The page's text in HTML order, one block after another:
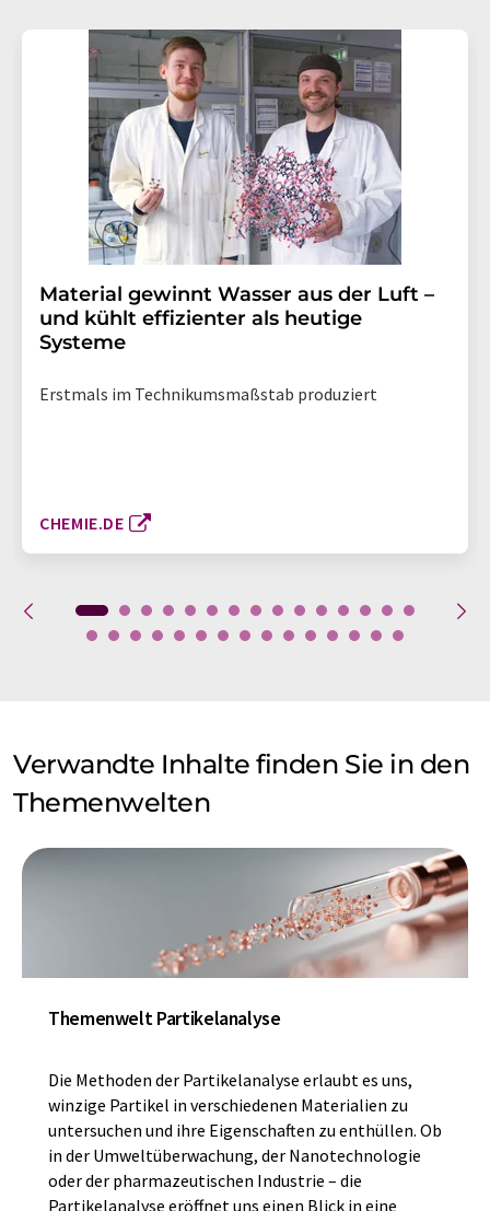
Material gewinnt Wasser aus der Luft –
und kühlt effizienter als heutige
Systeme
Erstmals im Technikumsmaßstab produziert
CHEMIE.DE
Verwandte Inhalte finden Sie in den
Themenwelten
Themenwelt Partikelanalyse
Die Methoden der Partikelanalyse erlaubt es uns,
winzige Partikel in verschiedenen Materialien zu
untersuchen und ihre Eigenschaften zu enthüllen. Ob
in der Umweltüberwachung, der Nanotechnologie
oder der pharmazeutischen Industrie – die
Partikelanalyse eröffnet uns einen Blick in eine